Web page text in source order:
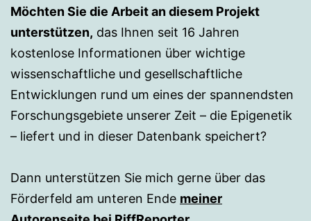
Möchten Sie die Arbeit an diesem Projekt
unterstützen, das Ihnen seit 16 Jahren
kostenlose Informationen über wichtige
wissenschaftliche und gesellschaftliche
Entwicklungen rund um eines der spannendsten
Forschungsgebiete unserer Zeit – die Epigenetik
– liefert und in dieser Datenbank speichert?
Dann unterstützen Sie mich gerne über das
Förderfeld am unteren Ende meiner